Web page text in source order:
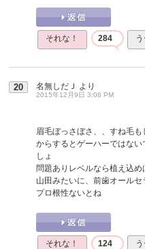
それな！ 284
20 名無しだＪ より
2015年12月9日 3:08 PM
眉毛ぼっさぼさ、、すね毛も
からするとゲーハーではな
しょ
問題ありレベルなら植え込め
山田みたいに、前歯オール
プロ根性ないとね
それな！ 124